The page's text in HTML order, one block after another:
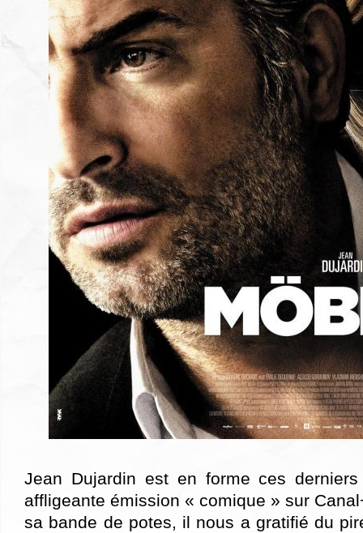
Jean Dujardin est en forme ces
affligeante émission « comique » sur
sa bande de potes, il nous a gratifié du